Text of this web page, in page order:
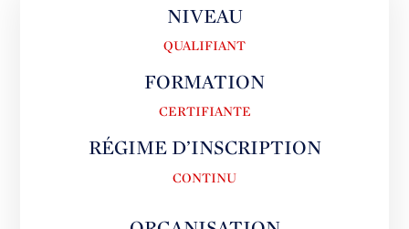
NIVEAU
QUALIFIANT
FORMATION
CERTIFIANTE
RÉGIME D’INSCRIPTION
CONTINU